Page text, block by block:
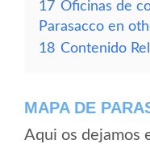
17 Oficinas de
Parasacco en
18 Contenido
MAPA DE
Aqui os dejamos